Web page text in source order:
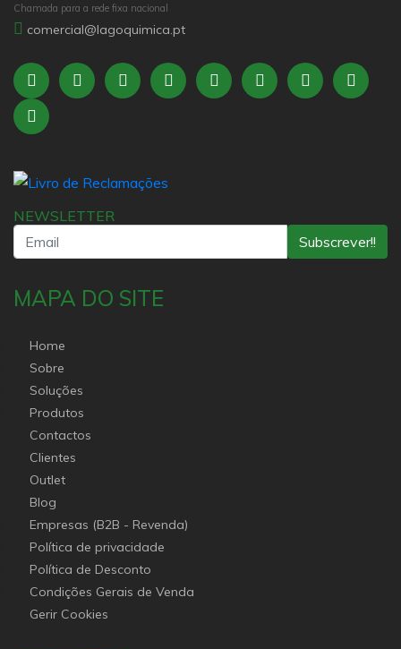
Chamada para a rede fixa nacional
comercial@lagoquimica.pt
NEWSLETTER
Subscrever!!
MAPA DO SITE
Home
Sobre
Soluções
Produtos
Contactos
Clientes
Outlet
Blog
Empresas (B2B - Revenda)
Política de privacidade
Política de Desconto
Condições Gerais de Venda
Gerir Cookies